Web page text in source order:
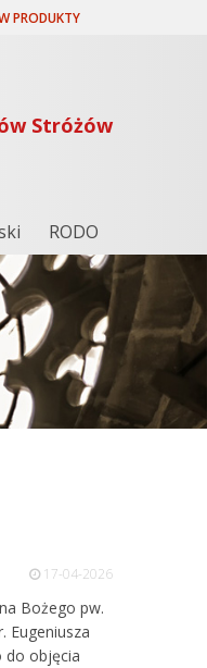
PRODUKTY
Stróżów
RODO
17-04-2026
Bożego pw.
Eugeniusza
do objęcia